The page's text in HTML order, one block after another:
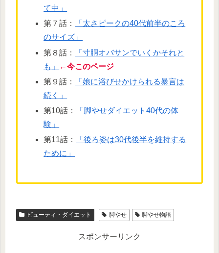
て中」
第７話：
「太さピークの40代前半のころ
のサイズ」
第８話：
「寸胴オバサンでいくかそれと
も」
←今このページ
第９話：
「娘に浴びせかけられる暴言は
続く」
第10話：
「脚やせダイエット40代の体
験」
第11話：
「後ろ姿は30代後半を維持する
ために」
ビューティ・ダイエット 脚やせ 脚やせ物語
スポンサーリンク